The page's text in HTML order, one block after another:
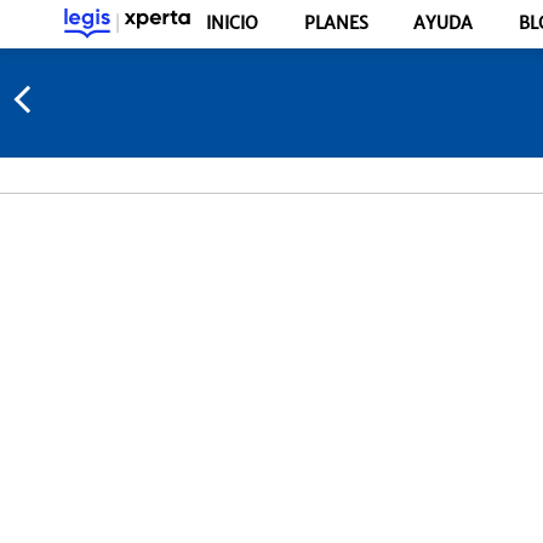
INICIO PLANES AYUDA